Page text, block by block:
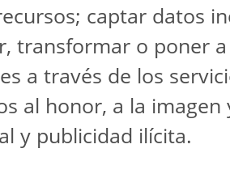
captar datos
o poner
a través de los
al honor, a la
y publicidad ilícita.